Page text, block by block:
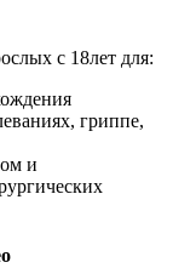
с 18лет для:
гриппе,
и